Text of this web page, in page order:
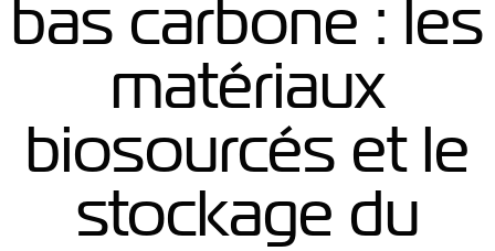
bas carbone : les
matériaux
biosourcés et le
stockage du